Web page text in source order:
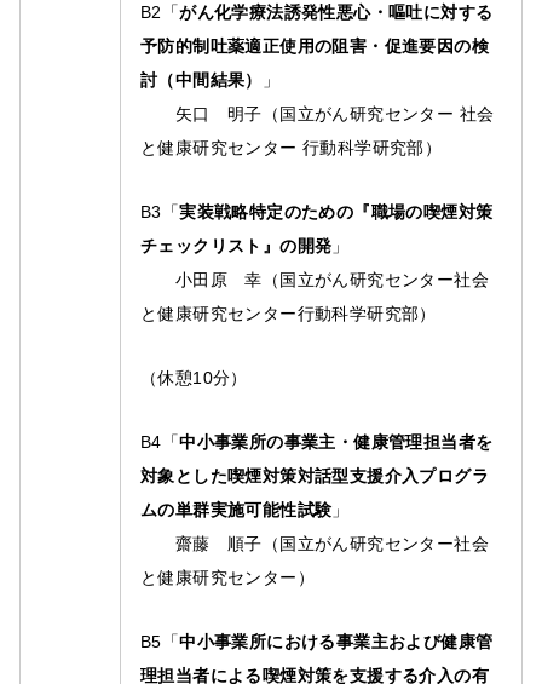
B2「がん化学療法誘発性悪心・嘔吐に対する
予防的制吐薬適正使用の阻害・促進要因の検
討（中間結果）
」
矢口 明子（国立がん研究センター 社会
と健康研究センター 行動科学研究部）
B3「実装戦略特定のための『職場の喫煙対策
チェックリスト』の開発 」
小田原 幸（国立がん研究センター社会
と健康研究センター行動科学研究部）
（休憩10分）
B4「中小事業所の事業主・健康管理担当者を
対象とした喫煙対策対話型支援介入プログラ
ムの単群実施可能性試験 」
齋藤 順子（国立がん研究センター社会
と健康研究センター）
B5「中小事業所における事業主および健康管
理担当者による喫煙対策を支援する介入の有